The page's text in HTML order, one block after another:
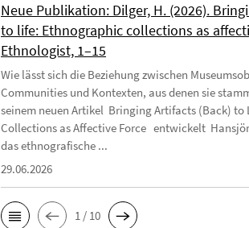
Neue Publikation: Dilger, H. (2026).
to life: Ethnographic collections as
Ethnologist, 1–15
Wie lässt sich die Beziehung zwischen
Communities und Kontexten, aus denen sie
seinem neuen Artikel Bringing Artifacts (Back) to
Collections as Affective Force entwickelt
das ethnografische ...
29.06.2026
1 / 10